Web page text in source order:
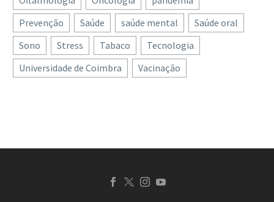
Prevenção
Saúde saúde mental
Saúde oral
Sono
Stress Tabaco
Tecnologia
Universidade de Coimbra
Vacinação